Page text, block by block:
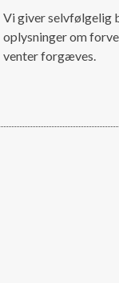
Vi giver selvfølgelig
oplysninger om
venter forgæves.